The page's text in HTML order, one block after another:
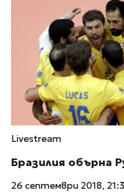
Livestream
Бразилия обърна
26 септември 2018,